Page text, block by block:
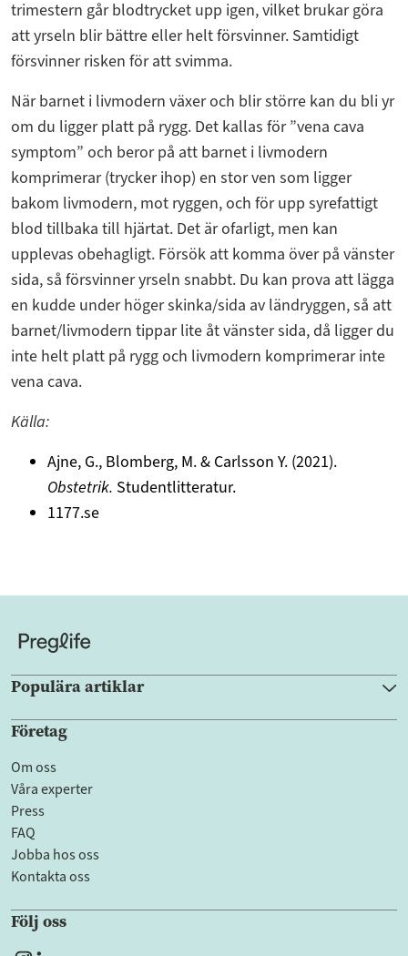
trimestern går blodtrycket upp igen, vilket brukar göra
att yrseln blir bättre eller helt försvinner. Samtidigt
försvinner risken för att svimma.
När barnet i livmodern växer och blir större kan du bli yr
om du ligger platt på rygg. Det kallas för ”vena cava
symptom” och beror på att barnet i livmodern
komprimerar (trycker ihop) en stor ven som ligger
bakom livmodern, mot ryggen, och för upp syrefattigt
blod tillbaka till hjärtat. Det är ofarligt, men kan
upplevas obehagligt. Försök att komma över på vänster
sida, så försvinner yrseln snabbt. Du kan prova att lägga
en kudde under höger skinka/sida av ländryggen, så att
barnet/livmodern tippar lite åt vänster sida, då ligger du
inte helt platt på rygg och livmodern komprimerar inte
vena cava.
Källa:
Ajne, G., Blomberg, M. & Carlsson Y. (2021).
Obstetrik. Studentlitteratur.
1177.se
Populära artiklar
Företag
Om oss
Våra experter
Press
FAQ
Jobba hos oss
Kontakta oss
Följ oss